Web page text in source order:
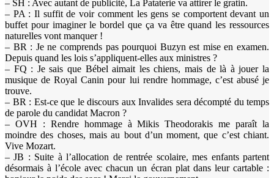
– SH : Avec autant de publicité, La Pataterie va attirer le gratin.
– PA : Il suffit de voir comment les gens se comportent devant un
buffet pour imaginer le bordel que ça va être quand les ressources
naturelles vont manquer !
– BR : Je ne comprends pas pourquoi Buzyn est mise en examen.
Depuis quand les lois s’appliquent-elles aux ministres ?
– FQ : Je sais que Bébel aimait les chiens, mais de là à jouer la
musique de Royal Canin pour lui rendre hommage, c’est abusé je
trouve.
– BR : Est-ce que le discours aux Invalides sera décompté du temps
de parole du candidat Macron ?
– OVH : Rendre hommage à Mikis Theodorakis me paraît la
moindre des choses, mais au bout d’un moment, que c’est chiant.
Vive Mozart.
– JB : Suite à l’allocation de rentrée scolaire, mes enfants partent
désormais à l’école avec chacun un écran plat dans leur cartable :